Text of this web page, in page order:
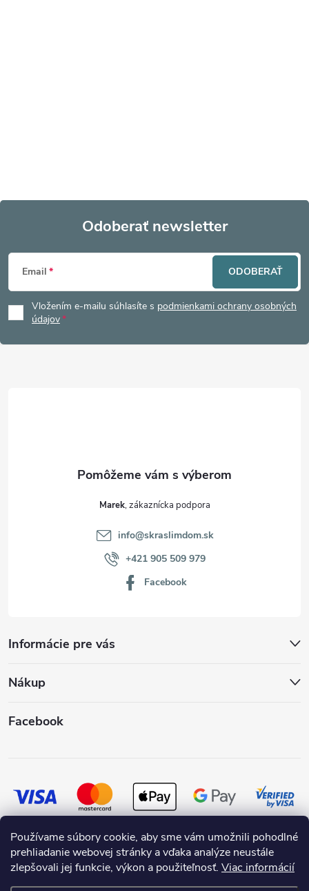
Používame súbory cookie, aby sme vám umožnili pohodlné
prehliadanie webovej stránky a vďaka analýze neustále
zlepšovali jej funkcie, výkon a použiteľnosť. Viac informácií
Z
á
p
Odoberať newsletter
Email
Vložením e-mailu súhlasíte s podmienkami ochrany osobných
údajov
ODOBERAŤ
Informácie pre vás
Nákup
Marek
info@skraslimdom.sk
+421 905 509 979
Facebook
Facebook